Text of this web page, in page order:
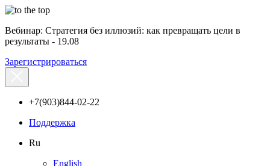
Вебинар: Стратегия без иллюзий: как превращать цели в
результаты - 19.08
Зарегистрироваться
+7(903)844-02-22
Поддержка
Ru
English